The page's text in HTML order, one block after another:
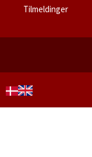
Tilmeldinger